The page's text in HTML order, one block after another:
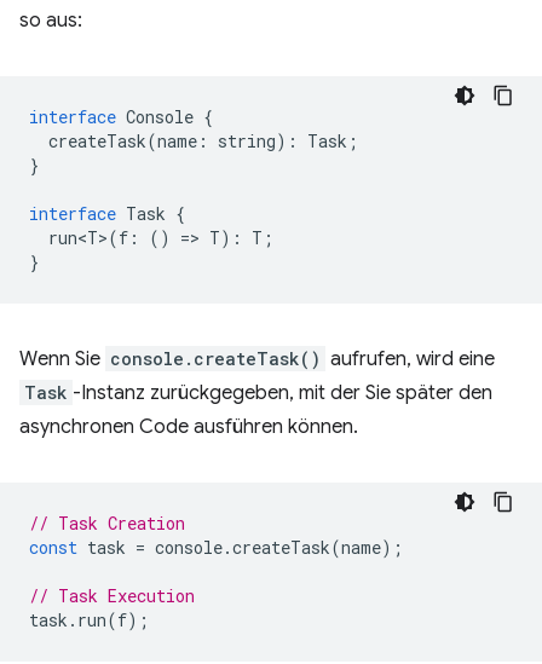
so aus:
interface Console {
createTask(name : string) : Task ;
}
interface Task {
run<T>(f : () => T) : T ;
}
Wenn Sie console.createTask() aufrufen, wird eine
Task -Instanz zurückgegeben, mit der Sie später den
asynchronen Code ausführen können.
// Task Creation
const task = console.createTask(name);
// Task Execution
task . run(f);